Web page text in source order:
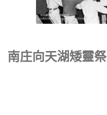
南庄向天湖矮靈祭